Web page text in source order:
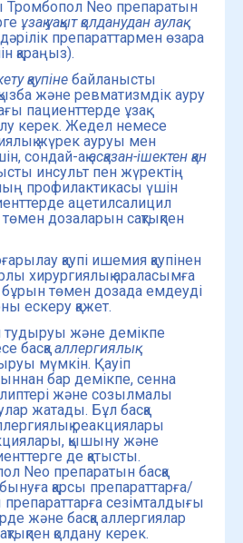
Тромбопол Neo препаратын
ұзақ уақыт қолданудан аулақ
препараттармен өзара
қараңыз).
қаупіне байланысты
және ревматизмдік ауру
пациенттерде ұзақ
керек. Жедел немесе
жүрек ауруы мен
сондай-ақасқазан-ішектен қан
инсульт пен жүректің
профилактикасы үшін
ацетилсалицил
дозаларын сақтықпен
қаупі ишемия қаупінен
хирургиялық араласымға
төмен дозада емдеуді
ескеру қажет.
тудыруы және демікпе
басқааллергиялық
мүмкін. Қауіп
бар демікпе, сенна
және созылмалы
жатады. Бұл басқа
реакциялары
қышыну және
де қатысты.
Neo препаратын басқа
қарсы препараттарға/
сезімталдығы
және басқа аллергиялар
қолдану керек.